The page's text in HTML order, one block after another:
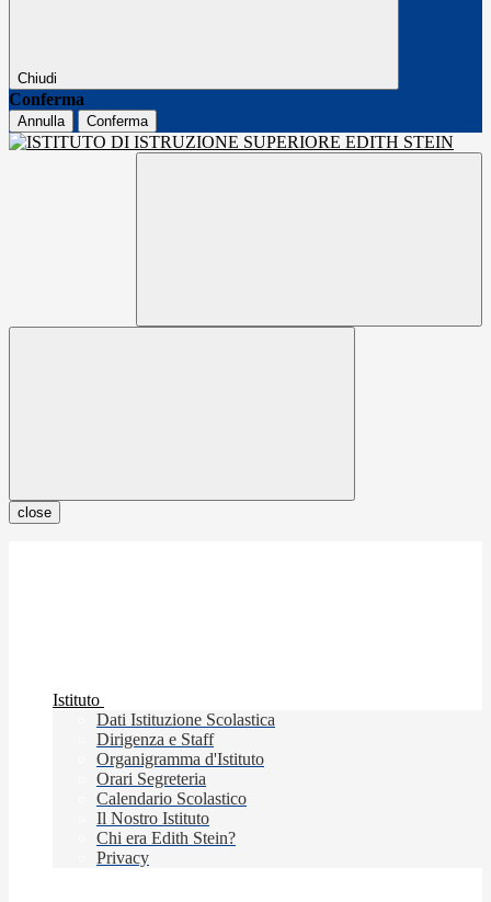
Chiudi
Conferma
Annulla Conferma
close
Istituto
Dati Istituzione Scolastica
Dirigenza e Staff
Organigramma d'Istituto
Orari Segreteria
Calendario Scolastico
Il Nostro Istituto
Chi era Edith Stein?
Privacy